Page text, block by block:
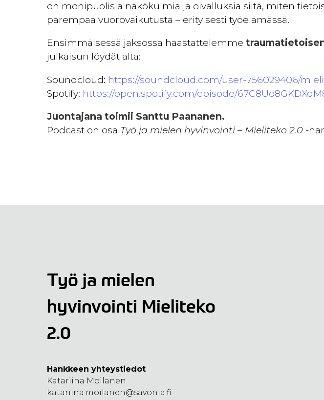
on monipuolisia näkökulmia ja oivalluksia siitä, miten
parempaa vuorovaikutusta – erityisesti työelämässä.
Ensimmäisessä jaksossa haastattelemme
julkaisun löydät alta:
Soundcloud: https://soundcloud.com/user-756029406/
Spotify: https://open.spotify.com/episode/
Juontajana toimii Santtu Paananen.
Podcast on osa Työ ja mielen hyvinvointi – Mieliteko 2.0 -
Työ ja mielen
hyvinvointi Mieliteko
2.0
Hankkeen yhteystiedot
Katariina Moilanen
katariina.moilanen@savonia.fi